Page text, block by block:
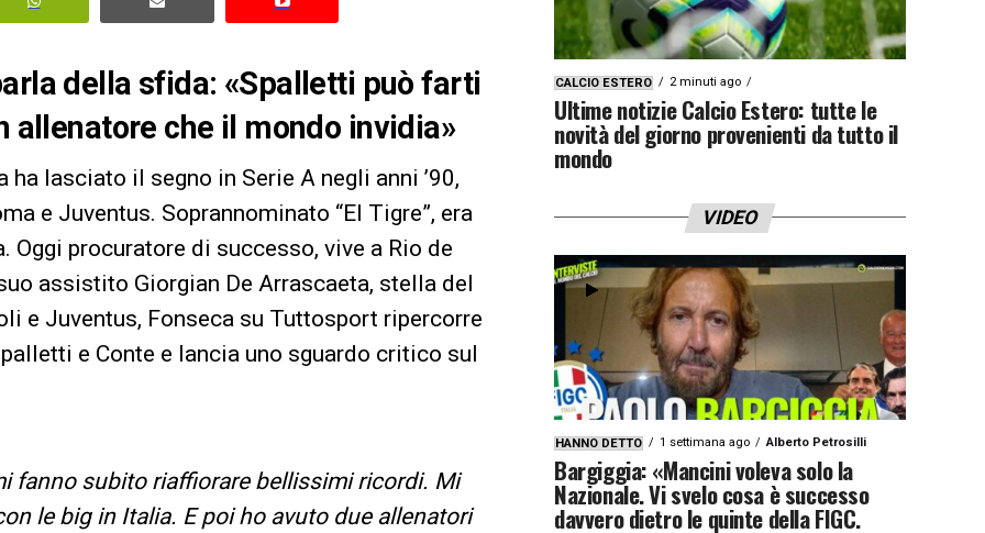
della sfida: «Spalletti può farti
allenatore che il mondo invidia»
ha lasciato il segno in Serie A negli anni ’90,
e Juventus. Soprannominato “El Tigre”, era
procuratore di successo, vive a Rio de
assistito Giorgian De Arrascaeta, stella del
e Juventus, Fonseca su Tuttosport ripercorre
e Conte e lancia uno sguardo critico sul
fanno subito riaffiorare bellissimi ricordi. Mi
le big in Italia. E poi ho avuto due allenatori
CALCIO ESTERO 2 minuti ago
Ultime notizie Calcio Estero: tutte le
novità del giorno provenienti da tutto il
mondo
VIDEO
HANNO DETTO 1 settimana ago Alberto Petrosilli
Bargiggia: «Mancini voleva solo la
Nazionale. Vi svelo cosa è successo
davvero dietro le quinte della FIGC.